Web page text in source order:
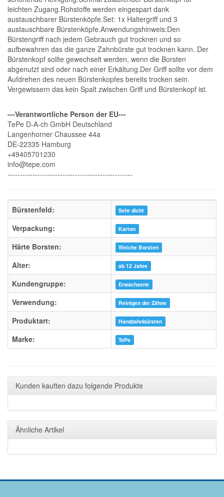
leichten Zugang.Rohstoffe werden eingespart dank
austauschbarer Bürstenköpfe.Set: 1x Haltergriff und 3
austauschbare Bürstenköpfe.Anwendungshinweis:Den
Bürstengriff nach jedem Gebrauch gut trocknen und so
aufbewahren das die ganze Zahnbürste gut trocknen kann. Der
Bürstenkopf sollte gewechselt werden, wenn die Borsten
abgenutzt sind oder nach einer Erkältung.Der Griff sollte vor dem
Aufdrehen des neuen Bürstenkopfes bereits trocken sein.
Vergewissern das kein Spalt zwischen Griff und Bürstenkopf ist.
---Verantwortliche Person der EU---
TePe D-A-ch GmbH Deutschland
Langenhorner Chaussee 44a
DE-22335 Hamburg
+49405701230
info@tepe.com
--------------------------------------------------
Bürstenfeld: Sehr dicht
Verpackung: Karton
Härte Borsten: Weiche Borsten
Alter: ab 12 Jahre
Kundengruppe: Erwachsene
Verwendung: Reinigen der Zähne
Produktart: Handzahnbürsten
Marke: TePe
Kunden kauften dazu folgende Produkte
Ähnliche Artikel